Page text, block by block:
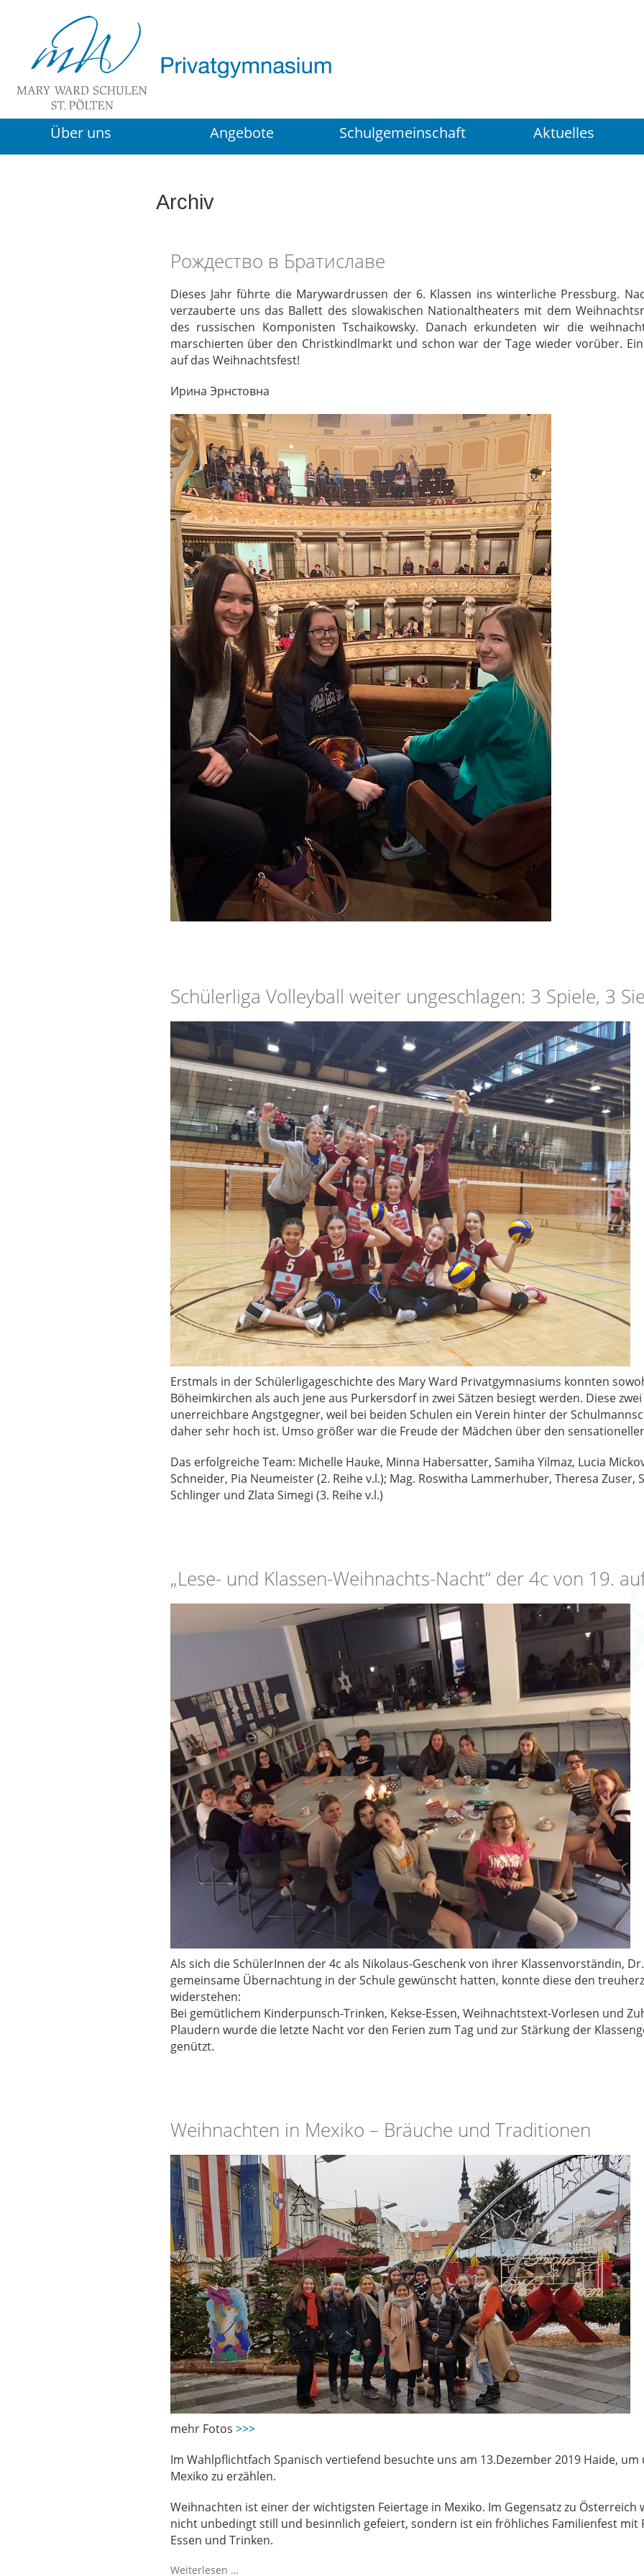
Über uns Angebote Schulgemeinschaft Aktuelles
Archiv
Рождество в Братиславе
Dieses Jahr führte die Marywardrussen der 6. Klassen ins winterliche Pressburg.
verzauberte uns das Ballett des slowakischen Nationaltheaters mit dem
des russischen Komponisten Tschaikowsky. Danach erkundeten wir die
marschierten über den Christkindlmarkt und schon war der Tage wieder vorüber.
auf das Weihnachtsfest!
Ирина Эрнстовна
Schülerliga Volleyball weiter ungeschlagen: 3 Spiele, 3
Erstmals in der Schülerligageschichte des Mary Ward Privatgymnasiums konnten
Böheimkirchen als auch jene aus Purkersdorf in zwei Sätzen besiegt werden. Diese
unerreichbare Angstgegner, weil bei beiden Schulen ein Verein hinter der
daher sehr hoch ist. Umso größer war die Freude der Mädchen über den
Das erfolgreiche Team: Michelle Hauke, Minna Habersatter, Samiha Yilmaz, Lucia
Schneider, Pia Neumeister (2. Reihe v.l.); Mag. Roswitha Lammerhuber, Theresa Zuser,
Schlinger und Zlata Simegi (3. Reihe v.l.)
„Lese- und Klassen-Weihnachts-Nacht“ der 4c von 19.
Als sich die SchülerInnen der 4c als Nikolaus-Geschenk von ihrer Klassenvorständin,
gemeinsame Übernachtung in der Schule gewünscht hatten, konnte diese den
widerstehen:
Bei gemütlichem Kinderpunsch-Trinken, Kekse-Essen, Weihnachtstext-Vorlesen und
Plaudern wurde die letzte Nacht vor den Ferien zum Tag und zur Stärkung der
genützt.
Weihnachten in Mexiko – Bräuche und Traditionen
mehr Fotos >>>
Im Wahlpflichtfach Spanisch vertiefend besuchte uns am 13.Dezember 2019 Haide,
Mexiko zu erzählen.
Weihnachten ist einer der wichtigsten Feiertage in Mexiko. Im Gegensatz zu Österreich
nicht unbedingt still und besinnlich gefeiert, sondern ist ein fröhliches Familienfest mit
Essen und Trinken.
Weiterlesen …